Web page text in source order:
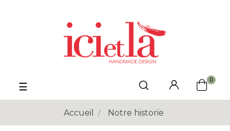
Basculer
la
navigation
☰
0
Accueil Notre historie